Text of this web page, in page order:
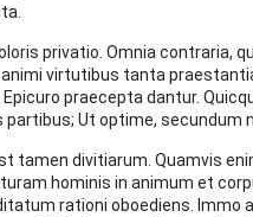
privatio. Omnia contraria,
virtutibus tanta
praecepta dantur.
Ut optime,
tamen divitiarum. Quamvis
hominis in animum et
rationi oboediens. Immo